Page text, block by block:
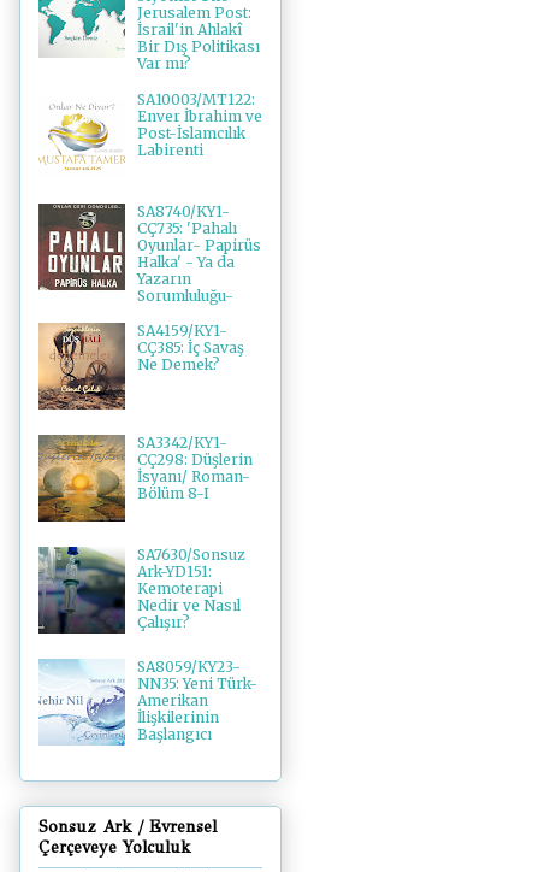
Jerusalem Post:
İsrail'in Ahlakî
Bir Dış Politikası
Var mı?
SA10003/MT122:
Enver İbrahim ve
Post-İslamcılık
Labirenti
SA8740/KY1-
CÇ735: 'Pahalı
Oyunlar- Papirüs
Halka' - Ya da
Yazarın
Sorumluluğu-
SA4159/KY1-
CÇ385: İç Savaş
Ne Demek?
SA3342/KY1-
CÇ298: Düşlerin
İsyanı/ Roman-
Bölüm 8-I
SA7630/Sonsuz
Ark-YD151:
Kemoterapi
Nedir ve Nasıl
Çalışır?
SA8059/KY23-
NN35: Yeni Türk-
Amerikan
İlişkilerinin
Başlangıcı
Sonsuz Ark / Evrensel
Çerçeveye Yolculuk